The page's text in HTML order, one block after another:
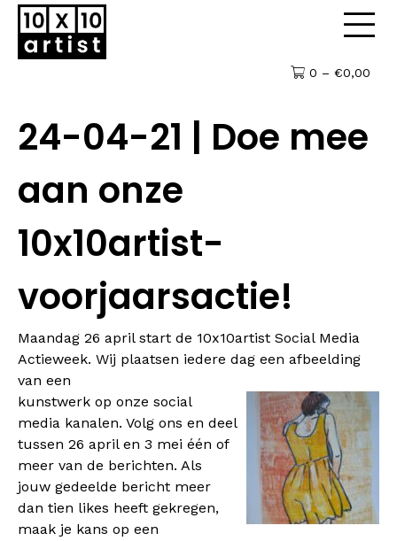
0 – €0,00
24-04-21 | Doe mee
aan onze
10x10artist-
voorjaarsactie!
Maandag 26 april start de 10x10artist Social Media
Actieweek. Wij plaatsen iedere dag een afbeelding
van een
kunstwerk op onze social
media kanalen. Volg ons en deel
tussen 26 april en 3 mei één of
meer van de berichten. Als
jouw gedeelde bericht meer
dan tien likes heeft gekregen,
maak je kans op een